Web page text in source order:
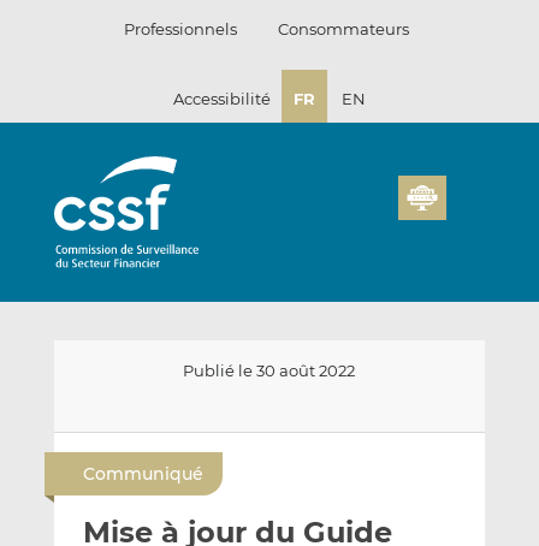
Professionnels Consommateurs
Accessibilité FR EN
Publié le 30 août 2022
ya a
Communiqué
Mise à jour du Guide